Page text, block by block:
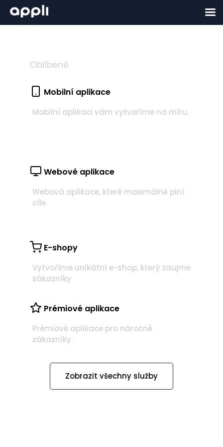
Oblíbené
Mobilní aplikace
Mobilní aplikaci vám vytvoříme na míru.
Webové aplikace
Webová aplikace, které maximálně plní
cíle.
E-shopy
Vytvoříme unikátní e-shop, který zaujme
zákazníky
Prémiové aplikace
Prémiové aplikace pro náročné
zákazníky.
Zobrazit všechny služby